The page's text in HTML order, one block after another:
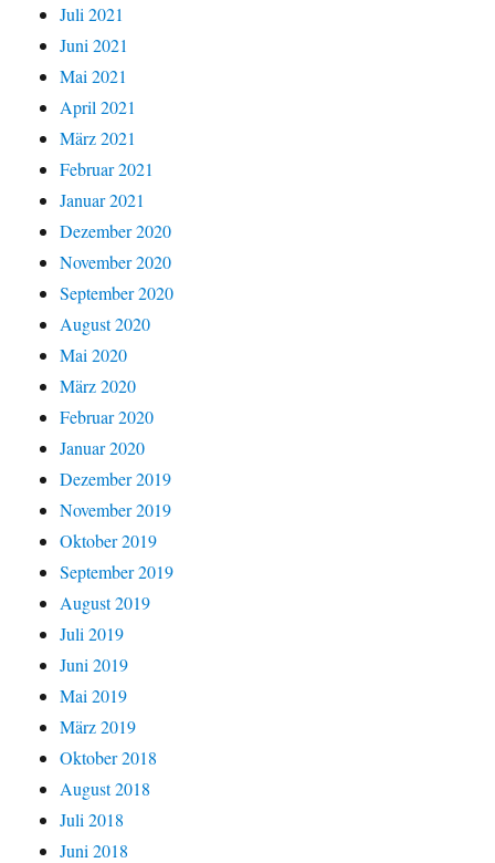
Juli 2021
Juni 2021
Mai 2021
April 2021
März 2021
Februar 2021
Januar 2021
Dezember 2020
November 2020
September 2020
August 2020
Mai 2020
März 2020
Februar 2020
Januar 2020
Dezember 2019
November 2019
Oktober 2019
September 2019
August 2019
Juli 2019
Juni 2019
Mai 2019
März 2019
Oktober 2018
August 2018
Juli 2018
Juni 2018